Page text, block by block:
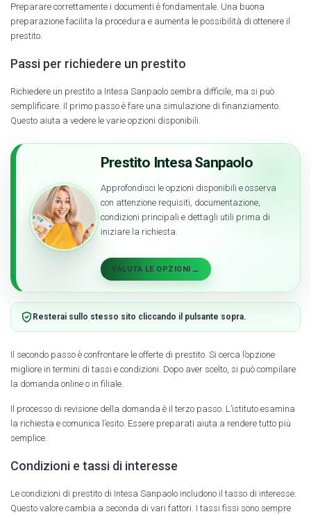
Preparare correttamente i documenti è fondamentale. Una buona
preparazione facilita la procedura e aumenta le possibilità di ottenere il
prestito.
Passi per richiedere un prestito
Richiedere un prestito a Intesa Sanpaolo sembra difficile, ma si può
semplificare. Il primo passo è fare una simulazione di finanziamento.
Questo aiuta a vedere le varie opzioni disponibili.
Prestito Intesa Sanpaolo
Approfondisci le opzioni disponibili e osserva
con attenzione requisiti, documentazione,
condizioni principali e dettagli utili prima di
iniziare la richiesta.
VALUTA LE OPZIONI →
Resterai sullo stesso sito cliccando il pulsante sopra.
Il secondo passo è confrontare le offerte di prestito. Si cerca l’opzione
migliore in termini di tassi e condizioni. Dopo aver scelto, si può compilare
la domanda online o in filiale.
Il processo di revisione della domanda è il terzo passo. L’istituto esamina
la richiesta e comunica l’esito. Essere preparati aiuta a rendere tutto più
semplice.
Condizioni e tassi di interesse
Le condizioni di prestito di Intesa Sanpaolo includono il tasso di interesse.
Questo valore cambia a seconda di vari fattori. I tassi fissi sono sempre